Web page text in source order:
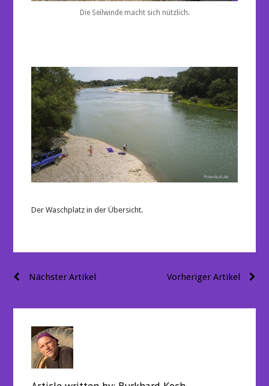
Die Seilwinde macht sich nützlich.
Der Waschplatz in der Übersicht.
Beitragsnavigation Vorheriger Artikel
Nächster Artikel